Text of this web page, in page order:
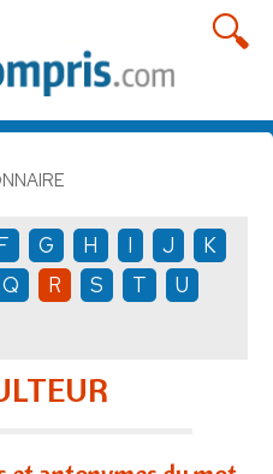
G H I J
K
Q R S T
U